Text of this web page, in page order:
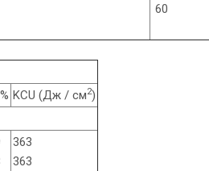
60
KCU (Дж / см2)
363
363